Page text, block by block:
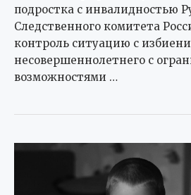
подростка с инвалидностью
Следственного комитета
контроль ситуацию с
несовершеннолетнего с
возможностями …